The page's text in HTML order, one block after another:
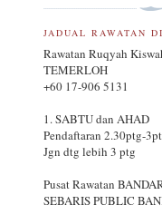
JADUAL RAWATAN
Rawatan Ruqyah
TEMERLOH
+60 17-906 5131
1. SABTU dan AHAD
Pendaftaran 2.30ptg-
Jgn dtg lebih 3 ptg
Pusat Rawatan
SEBARIS PUBLIC